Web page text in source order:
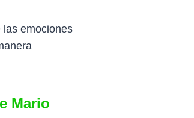
las emociones
Mario